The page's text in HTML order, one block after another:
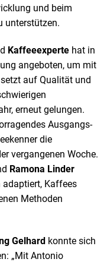
und beim
unterstützen.
Kaffeeexperte hat in
angeboten, um mit
auf Qualität und
erneut gelungen.
Ausgangs-
die
vergangenen Woche.
Ramona Linder
adaptiert, Kaffees
Methoden
Gelhard konnte sich
„Mit Antonio